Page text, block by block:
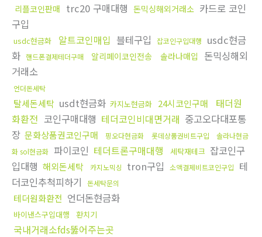
리플코인판매 trc20 구매대행 돈믹싱해외거래소 카드로 코인
구입
usdc현금화 알트코인매입 블테구입 잡코인구입대행
usdc현금
화 핸드폰결제테더구매 알리페이코인전송 솔라나매입
돈믹싱해외
거래소
언더돈세탁
탈세돈세탁 usdt현금화 카지노현금화 24시코인구매
태더원
화환전 코인구매대행 테더코인비대면거래 중고오다대포통
장 문화상품권코인구매 핑오다현금화 롯데상품권비트구입
솔라나현금
화 sol현금화 파이코인 테더트론구매대행 세탁재테크 잡코인구
입대행 해외돈세탁 카지노믹싱 tron구입 소액결제비트코인구입
테
더코인추척피하기
돈세탁문의
테더원화환전 언더돈현금화
바이낸스구입대행 환치기
국내거래소fds뚫어주는곳